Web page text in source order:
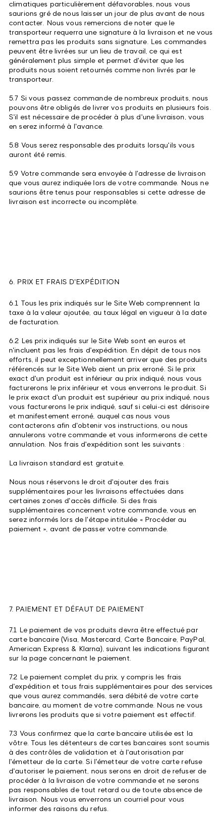
climatiques particulièrement défavorables, nous vous
saurions gré de nous laisser un jour de plus avant de nous
contacter. Nous vous remercions de noter que le
transporteur requerra une signature à la livraison et ne vous
remettra pas les produits sans signature. Les commandes
peuvent être livrées sur un lieu de travail, ce qui est
généralement plus simple et permet d'éviter que les
produits nous soient retournés comme non livrés par le
transporteur.
5.7 Si vous passez commande de nombreux produits, nous
pouvons être obligés de livrer vos produits en plusieurs fois.
S'il est nécessaire de procéder à plus d'une livraison, vous
en serez informé à l'avance.
5.8 Vous serez responsable des produits lorsqu'ils vous
auront été remis.
5.9 Votre commande sera envoyée à l'adresse de livraison
que vous aurez indiquée lors de votre commande. Nous ne
saurions être tenus pour responsables si cette adresse de
livraison est incorrecte ou incomplète.
6. PRIX ET FRAIS D'EXPÉDITION
6.1 Tous les prix indiqués sur le Site Web comprennent la
taxe à la valeur ajoutée, au taux légal en vigueur à la date
de facturation.
6.2 Les prix indiqués sur le Site Web sont en euros et
n'incluent pas les frais d'expédition. En dépit de tous nos
efforts, il peut exceptionnellement arriver que des produits
référencés sur le Site Web aient un prix erroné. Si le prix
exact d'un produit est inférieur au prix indiqué, nous vous
facturerons le prix inférieur et vous enverrons le produit. Si
le prix exact d'un produit est supérieur au prix indiqué, nous
vous facturerons le prix indiqué, sauf si celui-ci est dérisoire
et manifestement erroné, auquel cas nous vous
contacterons afin d'obtenir vos instructions, ou nous
annulerons votre commande et vous informerons de cette
annulation. Nos frais d'expédition sont les suivants :
La livraison standard est gratuite.
Nous nous réservons le droit d'ajouter des frais
supplémentaires pour les livraisons effectuées dans
certaines zones d'accès difficile. Si des frais
supplémentaires concernent votre commande, vous en
serez informés lors de l'étape intitulée « Procéder au
paiement », avant de passer votre commande.
7. PAIEMENT ET DÉFAUT DE PAIEMENT
7.1 Le paiement de vos produits devra être effectué par
carte bancaire (Visa, Mastercard, Carte Bancaire, PayPal,
American Express & Klarna), suivant les indications figurant
sur la page concernant le paiement.
7.2 Le paiement complet du prix, y compris les frais
d'expédition et tous frais supplémentaires pour des services
que vous aurez commandés, sera débité de votre carte
bancaire, au moment de votre commande. Nous ne vous
livrerons les produits que si votre paiement est effectif.
7.3 Vous confirmez que la carte bancaire utilisée est la
vôtre. Tous les détenteurs de cartes bancaires sont soumis
à des contrôles de validation et à l'autorisation par
l'émetteur de la carte. Si l'émetteur de votre carte refuse
d'autoriser le paiement, nous serons en droit de refuser de
procéder à la livraison de votre commande et ne serons
pas responsables de tout retard ou de toute absence de
livraison. Nous vous enverrons un courriel pour vous
informer des raisons du refus.